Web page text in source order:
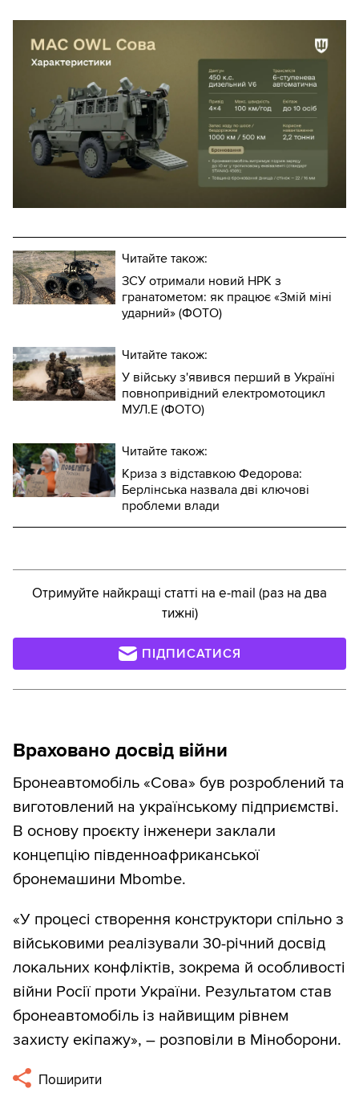
Читайте також:
ЗСУ отримали новий НРК з
гранатометом: як працює «Змій міні
ударний» (ФОТО)
Читайте також:
У війську з'явився перший в Україні
повнопривідний електромотоцикл
МУЛ.Е (ФОТО)
Читайте також:
Криза з відставкою Федорова:
Берлінська назвала дві ключові
проблеми влади
Отримуйте найкращі статті на e-mail (раз на два
тижні)
ПІДПИСАТИСЯ
Враховано досвід війни
Бронеавтомобіль «Сова» був розроблений та
виготовлений на українському підприємстві.
В основу проєкту інженери заклали
концепцію південноафриканської
бронемашини Mbombe.
«У процесі створення конструктори спільно з
військовими реалізували 30-річний досвід
локальних конфліктів, зокрема й особливості
війни Росії проти України. Результатом став
бронеавтомобіль із найвищим рівнем
захисту екіпажу», – розповіли в Міноборони.
Поширити